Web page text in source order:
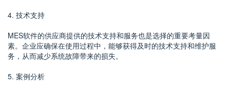
4. 技术支持
MES软件的供应商提供的技术支持和服务也是选择的重要考量因
素。企业应确保在使用过程中，能够获得及时的技术支持和维护服
务，从而减少系统故障带来的损失。
5. 案例分析